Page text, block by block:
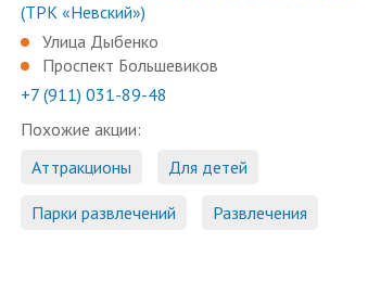
(ТРК «Невский»)
Улица Дыбенко
Проспект Большевиков
+7 (911) 031-89-48
Похожие акции:
Аттракционы
Для детей
Парки развлечений Развлечения